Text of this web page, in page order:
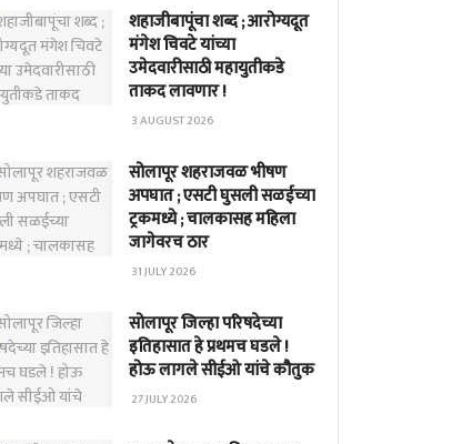
शहाजीबापूंचा शब्द ; आरोग्यदूत
मंगेश चिवटे यांच्या
उमेदवारीसाठी महायुतीकडे
ताकद लावणार !
3 AUGUST 2026
सोलापूर शहराजवळ भीषण
अपघात ; एसटी घुसली सळईच्या
ट्रकमध्ये ; चालकासह महिला
जागेवरच ठार
31 JULY 2026
सोलापूर जिल्हा परिषदेच्या
इतिहासात हे प्रथमच घडले !
होऊ लागले सीईओ यांचे कौतुक
27 JULY 2026